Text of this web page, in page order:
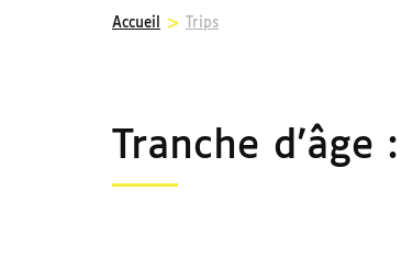
Accueil > Trips
Tranche d'âge :